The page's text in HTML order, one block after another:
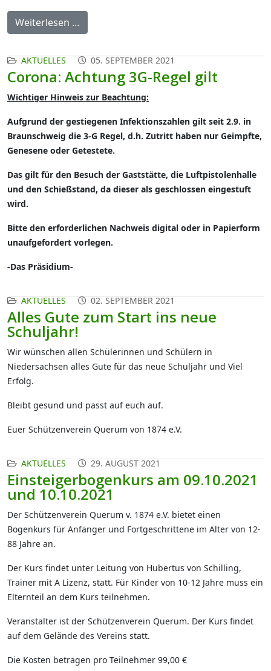
Weiterlesen …
AKTUELLES 05. SEPTEMBER 2021
Corona: Achtung 3G-Regel gilt
Wichtiger Hinweis zur Beachtung:
Aufgrund der gestiegenen Infektionszahlen gilt seit 2.9. in
Braunschweig die 3-G Regel, d.h. Zutritt haben nur Geimpfte,
Genesene oder Getestete.
Das gilt für den Besuch der Gaststätte, die Luftpistolenhalle
und den Schießstand, da dieser als geschlossen eingestuft
wird.
Bitte den erforderlichen Nachweis digital oder in Papierform
unaufgefordert vorlegen.
-Das Präsidium-
AKTUELLES 02. SEPTEMBER 2021
Alles Gute zum Start ins neue
Schuljahr!
Wir wünschen allen Schülerinnen und Schülern in
Niedersachsen alles Gute für das neue Schuljahr und Viel
Erfolg.
Bleibt gesund und passt auf euch auf.
Euer Schützenverein Querum von 1874 e.V.
AKTUELLES 29. AUGUST 2021
Einsteigerbogenkurs am 09.10.2021
und 10.10.2021
Der Schützenverein Querum v. 1874 e.V. bietet einen
Bogenkurs für Anfänger und Fortgeschrittene im Alter von 12-
88 Jahre an.
Der Kurs findet unter Leitung von Hubertus von Schilling,
Trainer mit A Lizenz, statt. Für Kinder von 10-12 Jahre muss ein
Elternteil an dem Kurs teilnehmen.
Veranstalter ist der Schützenverein Querum. Der Kurs findet
auf dem Gelände des Vereins statt.
Die Kosten betragen pro Teilnehmer 99,00 €